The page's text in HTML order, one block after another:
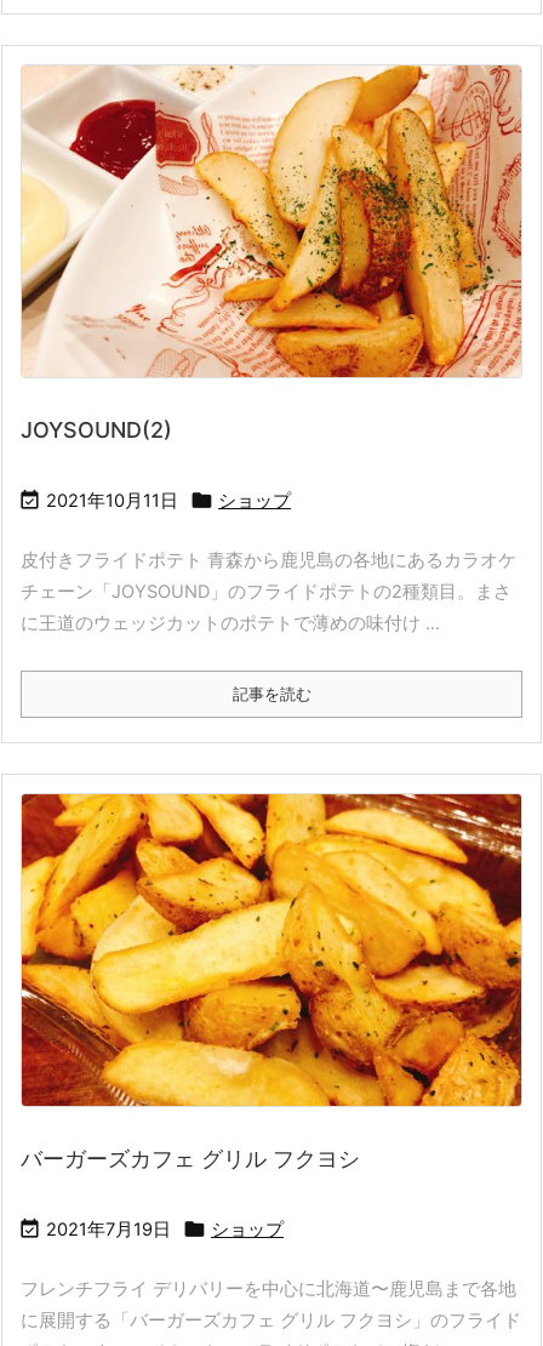
JOYSOUND(2)
 2021年10月11日  ショップ
皮付きフライドポテト 青森から鹿児島の各地にあるカラオケ
チェーン「JOYSOUND」のフライドポテトの2種類目。まさ
に王道のウェッジカットのポテトで薄めの味付け ...
記事を読む
バーガーズカフェ グリル フクヨシ
 2021年7月19日  ショップ
フレンチフライ デリバリーを中心に北海道〜鹿児島まで各地
に展開する「バーガーズカフェ グリル フクヨシ」のフライド